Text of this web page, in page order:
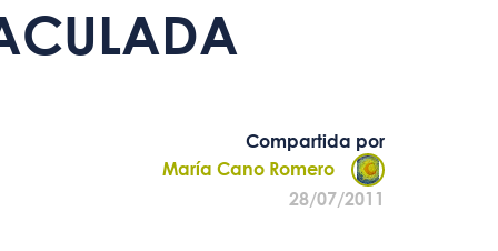
Compartida por
María Cano Romero
28/07/2011